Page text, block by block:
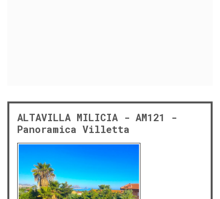
ALTAVILLA MILICIA - AM121 -
Panoramica Villetta